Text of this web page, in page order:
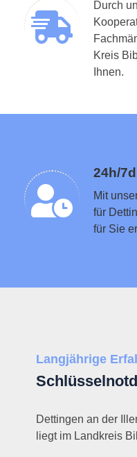
Durch
Kreis
Ihnen.
24h/
Mit
für
für Sie
Schlüsseldienst in der Nähe vermitteln
Langjährige
Dettingen an der
liegt im Landkreis